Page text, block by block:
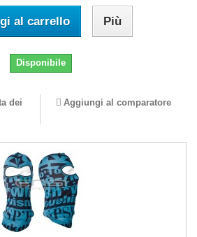
al carrello Più
Disponibile
dei
Aggiungi al comparatore